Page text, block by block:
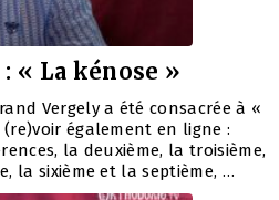
« La kénose »
Vergely a été consacrée à «
(re)voir également en ligne :
la deuxième, la troisième,
la sixième et la septième, …